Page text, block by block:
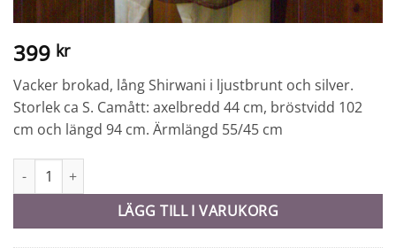
399 kr
Vacker brokad, lång Shirwani i ljustbrunt och silver.
Storlek ca S. Camått: axelbredd 44 cm, bröstvidd 102
cm och längd 94 cm. Ärmlängd 55/45 cm
Shirwani # S - 10340 mängd
LÄGG TILL I VARUKORG